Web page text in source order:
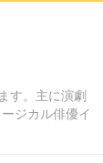
す。主に演劇
ジカル俳優イ